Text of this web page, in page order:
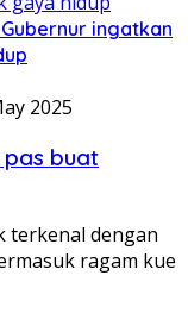
ingatkan
2025
pas buat
terkenal dengan
ragam kue